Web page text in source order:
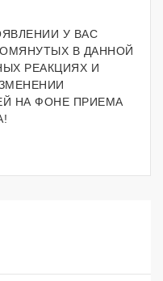
У ВАС
В ДАННОЙ
РЕАКЦИЯХ И
НА ФОНЕ ПРИЕМА